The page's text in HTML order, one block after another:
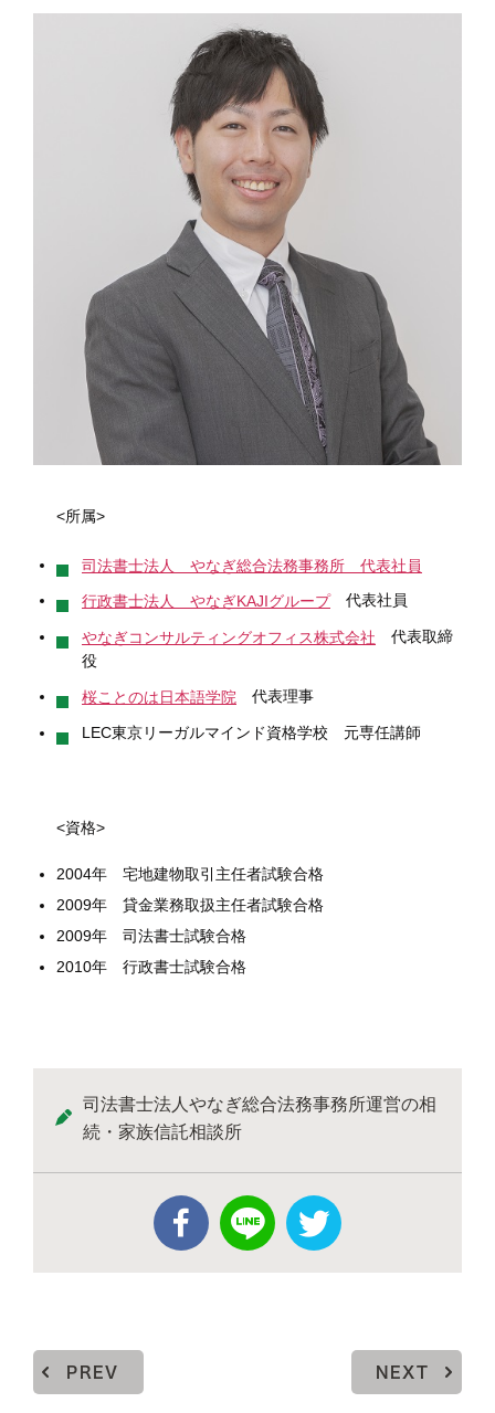
<所属>
司法書士法人 やなぎ総合法務事務所 代表社員
行政書士法人 やなぎKAJIグループ代表社員
やなぎコンサルティングオフィス株式会社 代表取締
役
桜ことのは日本語学院 代表理事
LEC東京リーガルマインド資格学校 元専任講師
<資格>
2004年 宅地建物取引主任者試験合格
2009年 貸金業務取扱主任者試験合格
2009年 司法書士試験合格
2010年 行政書士試験合格
司法書士法人やなぎ総合法務事務所運営の相
続・家族信託相談所
PREV NEXT